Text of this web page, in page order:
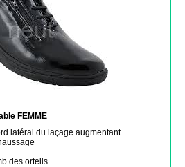
FEMME
latéral du laçage augmentant
des orteils